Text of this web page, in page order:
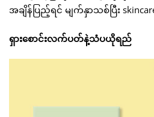
အချိန်ပြည့်ရင် မျက်နှာသစ်ပြီး
ရှားစောင်းလက်ပတ်နဲ့သံပယိုရည်